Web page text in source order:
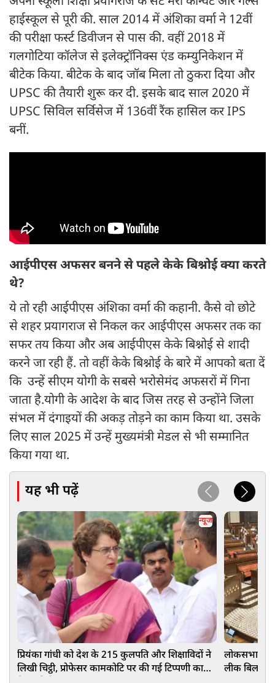
हाईस्कूल से पूरी की. साल 2014 में अंशिका वर्मा ने 12वीं
की परीक्षा फर्स्ट डिवीजन से पास की. वहीं 2018 में
गलगोटिया कॉलेज से इलेक्ट्रॉनिक्स एंड कम्युनिकेशन में
बीटेक किया. बीटेक के बाद जॉब मिला तो ठुकरा दिया और
UPSC की तैयारी शुरू कर दी. इसके बाद साल 2020 में
UPSC सिविल सर्विसेज में 136वीं रैंक हासिल कर IPS
बनीं.
आईपीएस अफसर बनने से पहले केके बिश्नोई क्या करते
थे?
ये तो रही आईपीएस अंशिका वर्मा की कहानी. कैसे वो छोटे
से शहर प्रयागराज से निकल कर आईपीएस अफसर तक का
सफर तय किया और अब आईपीएस केके बिश्नोई से शादी
करने जा रही हैं. तो वहीं केके बिश्नोई के बारे में आपको बता दें
कि उन्हें सीएम योगी के सबसे भरोसेमंद अफसरों में गिना
जाता है.योगी के आदेश के बाद जिस तरह से उन्होंने जिला
संभल में दंगाइयों की अकड़ तोड़ने का काम किया था. उसके
लिए साल 2025 में उन्हें मुख्यमंत्री मेडल से भी सम्मानित
किया गया था.
यह भी पढ़ें
न्यूज
प्रियंका गांधी को देश के 215 कुलपति और शिक्षाविदों ने
लिखी चिट्ठी, प्रोफेसर कामकोटि पर की गई टिप्पणी का
लोकसभा के
लीक बिल,